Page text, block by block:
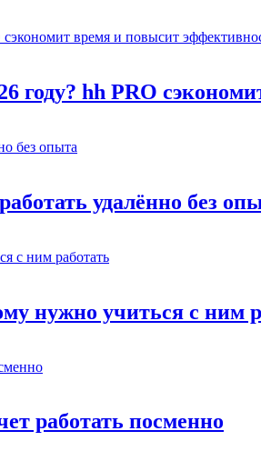
году? hh PRO
удалённо без
нужно учиться с ним
работать посменно